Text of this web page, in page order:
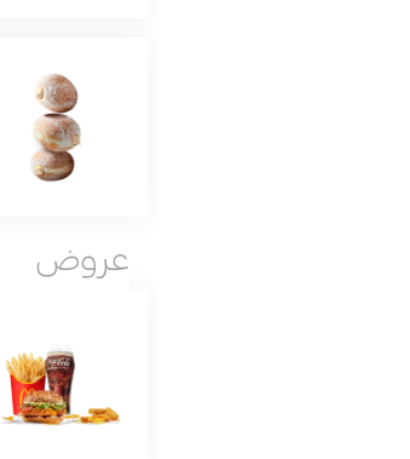
عروض